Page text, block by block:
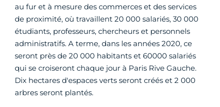
au fur et à mesure des commerces et des services
de proximité, où travaillent 20 000 salariés, 30 000
étudiants, professeurs, chercheurs et personnels
administratifs. A terme, dans les années 2020, ce
seront près de 20 000 habitants et 60000 salariés
qui se croiseront chaque jour à Paris Rive Gauche.
Dix hectares d'espaces verts seront créés et 2 000
arbres seront plantés.